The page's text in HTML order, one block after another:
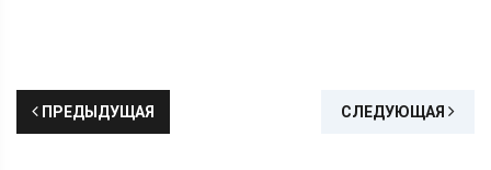
ПРЕДЫДУЩАЯ СЛЕДУЮЩАЯ